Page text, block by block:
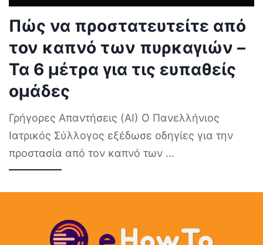
Πώς να προστατευτείτε από
τον καπνό των πυρκαγιών –
Τα 6 μέτρα για τις ευπαθείς
ομάδες
Γρήγορες Απαντήσεις (AI) Ο Πανελλήνιος
Ιατρικός Σύλλογος εξέδωσε οδηγίες για την
προστασία από τον καπνό των ...